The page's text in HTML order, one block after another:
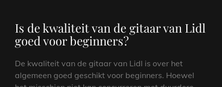
Is de kwaliteit van de gitaar van Lidl
goed voor beginners?
De kwaliteit van de gitaar van Lidl is over het
algemeen goed geschikt voor beginners. Hoewel